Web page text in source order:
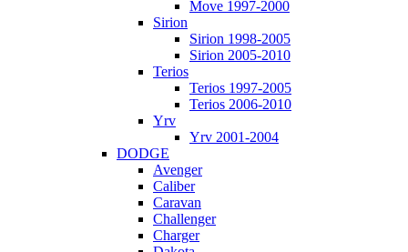
Move 1997-2000
Sirion
Sirion 1998-2005
Sirion 2005-2010
Terios
Terios 1997-2005
Terios 2006-2010
Yrv
Yrv 2001-2004
DODGE
Avenger
Caliber
Caravan
Challenger
Charger